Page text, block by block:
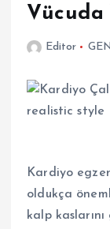
Vücuda
Editor
Kardiyo
oldukça
kalp